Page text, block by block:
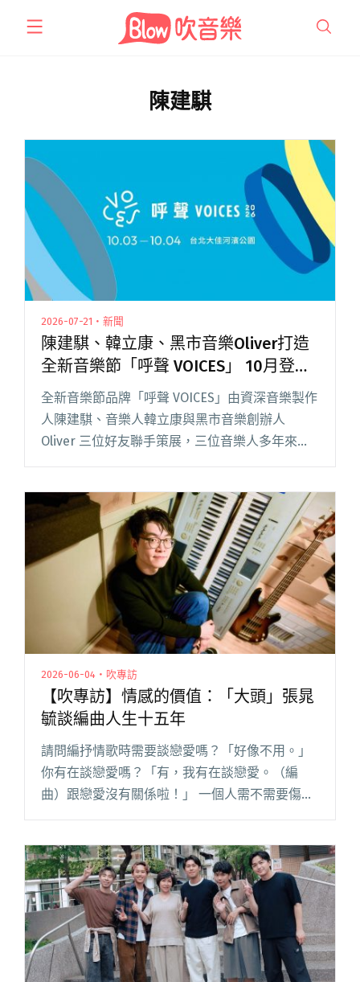
陳建騏
2026-07-21・新聞
陳建騏、韓立康、黑市音樂Oliver打造
全新音樂節「呼聲 VOICES」 10月登陸
大佳河濱公園
全新音樂節品牌「呼聲 VOICES」由資深音樂製作
人陳建騏、音樂人韓立康與黑市音樂創辦人
Oliver 三位好友聯手策展，三位音樂人多年來深
耕華語流行樂壇，也曾共同主辦多屆的「呼叫音
取多年音樂製作閱讀全文 "陳建騏、韓立康、黑
市音樂Oliver打造全新音樂節「呼聲 VOICES」 10
月登陸大佳河濱公園"
2026-06-04・吹專訪
【吹專訪】情感的價值：「大頭」張晁
毓談編曲人生十五年
請問編抒情歌時需要談戀愛嗎？「好像不用。」
你有在談戀愛嗎？「有，我有在談戀愛。（編
曲）跟戀愛沒有關係啦！」 一個人需不需要傷得
每個編慢歌的人都要這麼慘！」閱讀全文 "【吹
專訪】情感的價值：「大頭」張晁毓談編曲人生
十五年"